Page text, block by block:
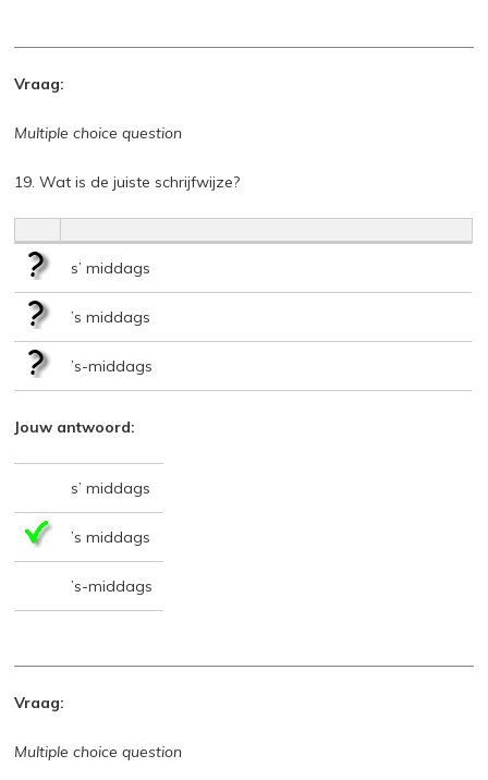
Vraag:
Multiple choice question
19. Wat is de juiste schrijfwijze?
s’ middags
’s middags
’s-middags
Jouw antwoord:
s’ middags
’s middags
’s-middags
Vraag:
Multiple choice question